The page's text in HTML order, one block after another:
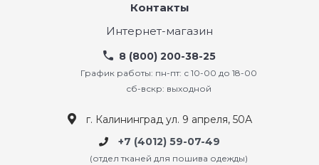
Контакты
Интернет-магазин
8 (800) 200-38-25
График работы: пн-пт: с 10-00 до 18-00
сб-вскр: выходной
г. Калининград ул. 9 апреля, 50А
+7 (4012) 59-07-49
(отдел тканей для пошива одежды)